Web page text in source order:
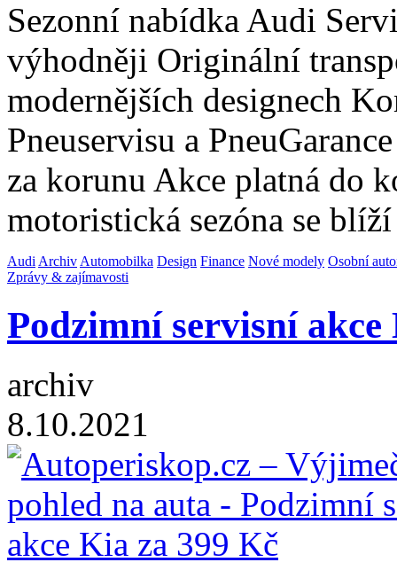
Sezonní nabídka Audi
výhodněji Originální
modernějších designech
Pneuservisu a
za korunu Akce platná do
motoristická sezóna se
AudiArchivAutomobilka Design Finance Nové modely Osobní
Zprávy & zajímavosti
Podzimní servisní akce
archiv
8.10.2021